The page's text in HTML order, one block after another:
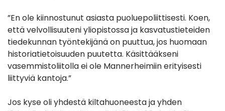
”En ole kiinnostunut asiasta puoluepoliittisesti. Koen,
että velvollisuuteni yliopistossa ja kasvatustieteiden
tiedekunnan työntekijänä on puuttua, jos huomaan
historiatietoisuuden puutetta. Käsittääkseni
vasemmistoliitolla ei ole Mannerheimiin erityisesti
liittyviä kantoja.”
Jos kyse oli yhdestä kiltahuoneesta ja yhden